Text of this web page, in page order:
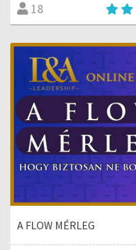
18
A FLOW MÉRLEG